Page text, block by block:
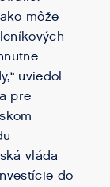
môže
uviedol
pre
vláda
do